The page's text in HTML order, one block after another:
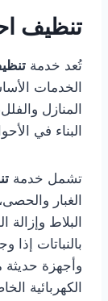
تنظيف
تُعد خدمة
الخدمات
المنازل
البناء في
تشمل خدمة
الغبار
البلاط وإزالة
بالنباتات
وأجهزة
الكهربائية